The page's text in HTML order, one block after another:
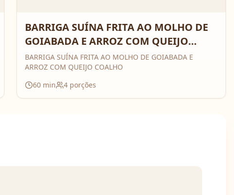
BARRIGA SUÍNA FRITA AO MOLHO DE
GOIABADA E ARROZ COM QUEIJO
COALHO
BARRIGA SUÍNA FRITA AO MOLHO DE GOIABADA E
ARROZ COM QUEIJO COALHO
60min 4porções